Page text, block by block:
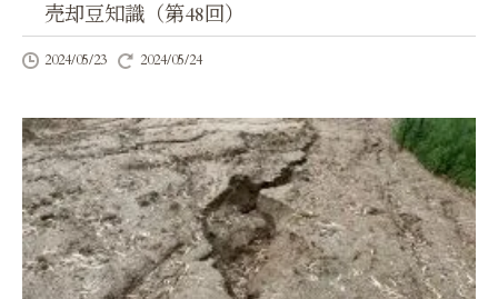
売却豆知識（第48回）
2024/05/23 2024/05/24